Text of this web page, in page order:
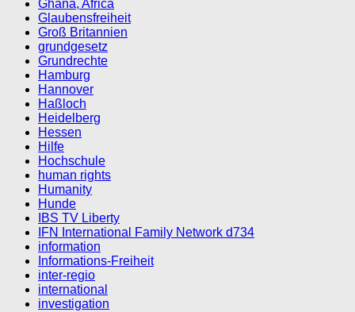
Ghana, Africa
Glaubensfreiheit
Groß Britannien
grundgesetz
Grundrechte
Hamburg
Hannover
Haßloch
Heidelberg
Hessen
Hilfe
Hochschule
human rights
Humanity
Hunde
IBS TV Liberty
IFN International Family Network d734
information
Informations-Freiheit
inter-regio
international
investigation